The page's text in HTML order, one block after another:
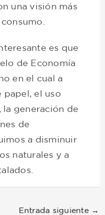
una visión más
es que
de Economía
en el cual a
papel, el uso
la generación de
de
a disminuir
naturales y a
Entrada siguiente →